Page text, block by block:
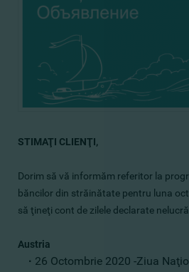
STIMAŢI CLIENŢI,
Dorim să vă informăm referitor la
băncilor din străinătate pentru luna
să ţineţi cont de zilele declarate
Austria
· 26 Octombrie 2020 -Ziua